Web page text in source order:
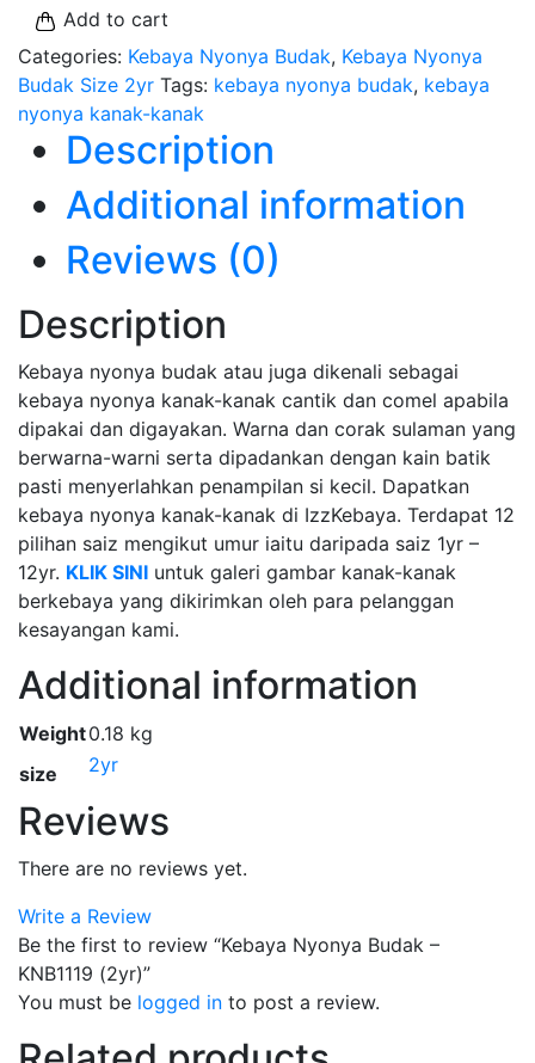
Add to cart
Categories: Kebaya Nyonya Budak, Kebaya Nyonya
Budak Size 2yr Tags: kebaya nyonya budak, kebaya
nyonya kanak-kanak
Description
Additional information
Reviews (0)
Description
Kebaya nyonya budak atau juga dikenali sebagai
kebaya nyonya kanak-kanak cantik dan comel apabila
dipakai dan digayakan. Warna dan corak sulaman yang
berwarna-warni serta dipadankan dengan kain batik
pasti menyerlahkan penampilan si kecil. Dapatkan
kebaya nyonya kanak-kanak di IzzKebaya. Terdapat 12
pilihan saiz mengikut umur iaitu daripada saiz 1yr –
12yr. KLIK SINI untuk galeri gambar kanak-kanak
berkebaya yang dikirimkan oleh para pelanggan
kesayangan kami.
Additional information
Weight0.18 kg
size
2yr
Reviews
There are no reviews yet.
Write a Review
Be the first to review “Kebaya Nyonya Budak –
KNB1119 (2yr)”
You must be logged in to post a review.